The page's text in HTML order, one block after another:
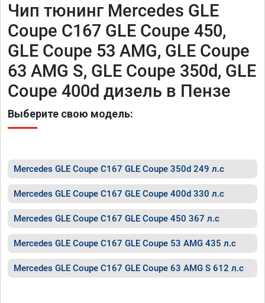
Чип тюнинг Mercedes GLE
Coupe C167 GLE Coupe 450,
GLE Coupe 53 AMG, GLE Coupe
63 AMG S, GLE Coupe 350d, GLE
Coupe 400d дизель в Пензе
Выберите свою модель:
Mercedes GLE Coupe C167 GLE Coupe 350d 249 л.с
Mercedes GLE Coupe C167 GLE Coupe 400d 330 л.с
Mercedes GLE Coupe C167 GLE Coupe 450 367 л.с
Mercedes GLE Coupe C167 GLE Coupe 53 AMG 435 л.с
Mercedes GLE Coupe C167 GLE Coupe 63 AMG S 612 л.с